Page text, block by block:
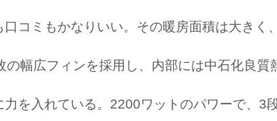
コミもかなりいい。その暖房面積は大きく
幅広フィンを採用し、内部には中石化良
を入れている。2200ワットのパワーで、3